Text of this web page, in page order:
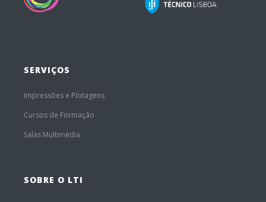
SERVIÇOS
Impressões e Plotagens
Cursos de Formação
Salas Multimédia
SOBRE O LTI